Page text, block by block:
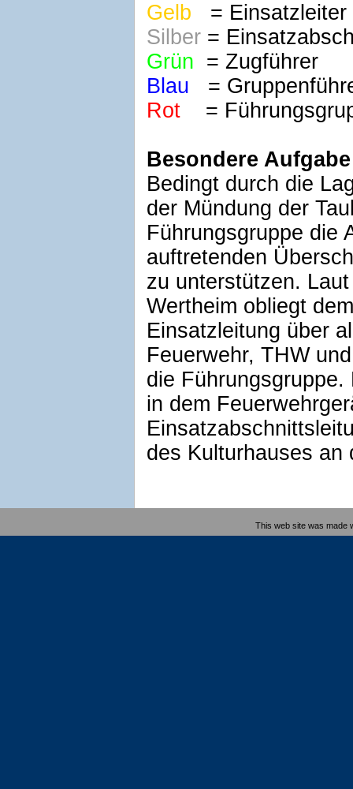
Gelb = Einsatzleiter
Silber=
Grün = Zugführer
Blau =
Rot =
Besondere
Bedingt durch die
der Mündung der
Führungsgruppe die
auftretenden
zu unterstützen.
Wertheim obliegt
Einsatzleitung über
Feuerwehr, THW
die
in dem
des Kulturhauses an
This web site was made